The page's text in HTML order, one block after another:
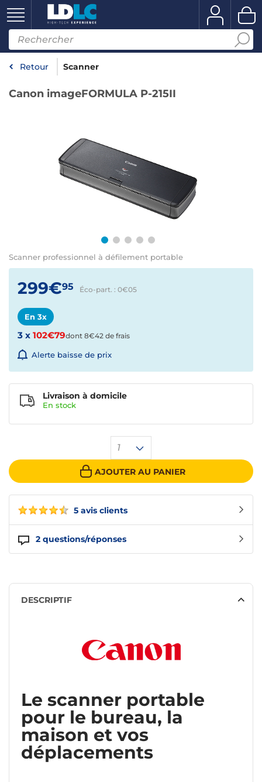
Retour Scanner
Canon imageFORMULA P-215II
Scanner professionnel à défilement portable
5 avis clients
2 questions/réponses
299€95 Éco-part. : 0€05
En 3x
3 x 102€79dont 8€42 de frais
Alerte baisse de prix
1
AJOUTER AU PANIER
Livraison à domicile
En stock
DESCRIPTIF
Le scanner portable
pour le bureau, la
maison et vos
déplacements